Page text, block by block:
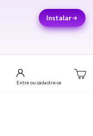
Instalar
Entre ou cadastre-se